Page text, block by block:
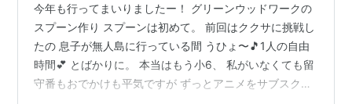
今年も行ってまいりましたー！ グリーンウッドワークの
スプーン作り スプーンは初めて。 前回はククサに挑戦し
たの 息子が無人島に行っている間 うひょ〜🎵1人の自由
時間💕 とばかりに。 本当はもう小6、 私がいなくても留
守番もおでかけも平気ですが ずっとアニメをサブスクで